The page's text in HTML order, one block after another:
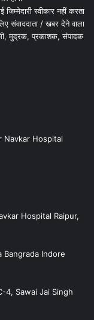
स्वीकार नहीं करता
संवाददाता / खबर देने वाला
मुद्रक, प्रकाशक, संपादक
Navkar Hospital
Hospital Raipur,
Indore
4, Sawai Jai Singh